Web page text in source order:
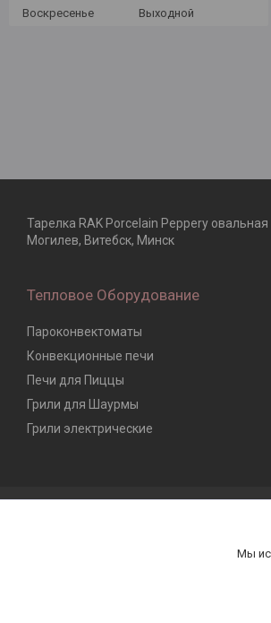
Воскресенье
Выходной
Тарелка RAK Porcelain Peppery
Могилев, Витебск, Минск
Тепловое Оборудование
Пароконвектоматы
Конвекционные печи
Печи для Пиццы
Грили для Шаурмы
Грили электрические
Мы